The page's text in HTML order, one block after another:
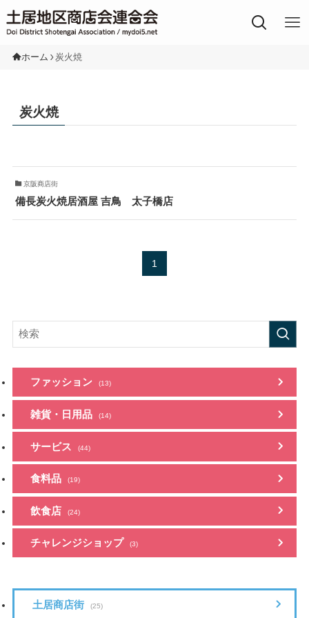
土居地区の商店街
ホーム 炭火焼
炭火焼
京阪商店街
備長炭火焼居酒屋 吉鳥 太子橋店
1
ファッション (13)
雑貨・日用品 (14)
サービス (44)
食料品 (19)
飲食店 (24)
チャレンジショップ (3)
土居商店街 (25)